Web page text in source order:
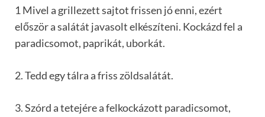
1 Mivel a grillezett sajtot frissen jó enni, ezért
először a salátát javasolt elkészíteni. Kockázd fel a
paradicsomot, paprikát, uborkát.
2. Tedd egy tálra a friss zöldsalátát.
3. Szórd a tetejére a felkockázott paradicsomot,